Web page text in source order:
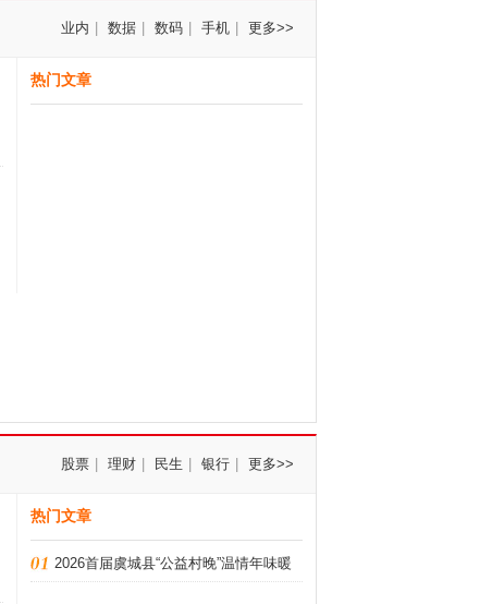
业内 数据 数码 手机 更多>>
热门文章
股票 理财 民生 银行 更多>>
热门文章
2026首届虞城县“公益村晚”温情年味暖